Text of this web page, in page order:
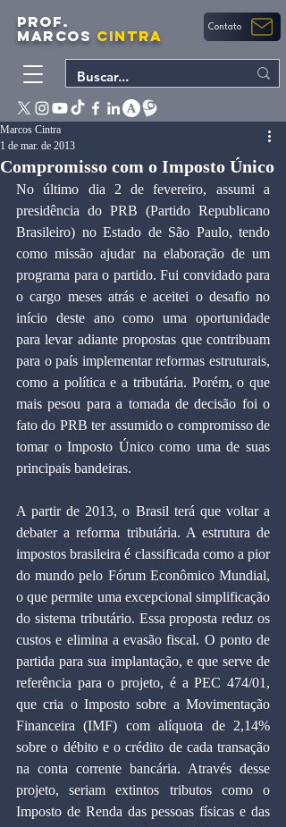
PROF.
MARCOS CINTRA Contato
Compromisso com o Imposto Único
Marcos Cintra
1 de mar. de 2013
No último dia 2 de fevereiro, assumi a
presidência do PRB (Partido Republicano
Brasileiro) no Estado de São Paulo, tendo
como missão ajudar na elaboração de um
programa para o partido. Fui convidado para
o cargo meses atrás e aceitei o desafio no
início deste ano como uma oportunidade
para levar adiante propostas que contribuam
para o país implementar reformas estruturais,
como a política e a tributária. Porém, o que
mais pesou para a tomada de decisão foi o
fato do PRB ter assumido o compromisso de
tomar o Imposto Único como uma de suas
principais bandeiras.
A partir de 2013, o Brasil terá que voltar a
debater a reforma tributária. A estrutura de
impostos brasileira é classificada como a pior
do mundo pelo Fórum Econômico Mundial,
o que permite uma excepcional simplificação
do sistema tributário. Essa proposta reduz os
custos e elimina a evasão fiscal. O ponto de
partida para sua implantação, e que serve de
referência para o projeto, é a PEC 474/01,
que cria o Imposto sobre a Movimentação
Financeira (IMF) com alíquota de 2,14%
sobre o débito e o crédito de cada transação
na conta corrente bancária. Através desse
projeto, seriam extintos tributos como o
Imposto de Renda das pessoas físicas e das